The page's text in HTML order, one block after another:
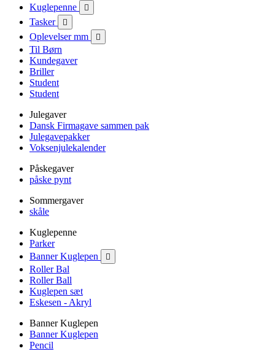
Kuglepenne

Tasker 
Oplevelser mm 
Til Børn
Kundegaver
Briller
Student
Student
Julegaver
Dansk Firmagave sammen pak
Julegavepakker
Voksenjulekalender
Påskegaver
påske pynt
Sommergaver
skåle
Kuglepenne
Parker
Banner Kuglepen

Roller Bal
Roller Ball
Kuglepen sæt
Eskesen - Akryl
Banner Kuglepen
Banner Kuglepen
Pencil